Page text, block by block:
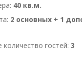
40 кв.м.
2 основных + 1
гостей: 3